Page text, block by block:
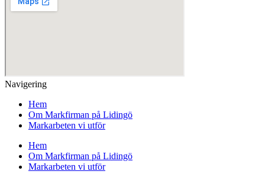
Navigering
Hem
Om Markfirman på Lidingö
Markarbeten vi utför
Hem
Om Markfirman på Lidingö
Markarbeten vi utför